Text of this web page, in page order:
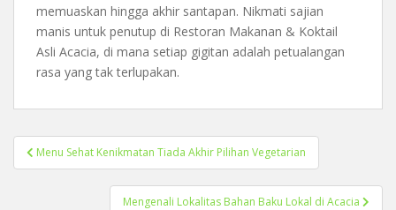
memuaskan hingga akhir santapan. Nikmati sajian
manis untuk penutup di Restoran Makanan & Koktail
Asli Acacia, di mana setiap gigitan adalah petualangan
rasa yang tak terlupakan.
Post
navigation
Menu Sehat Kenikmatan Tiada Akhir Pilihan Vegetarian
Mengenali Lokalitas Bahan Baku Lokal di Acacia